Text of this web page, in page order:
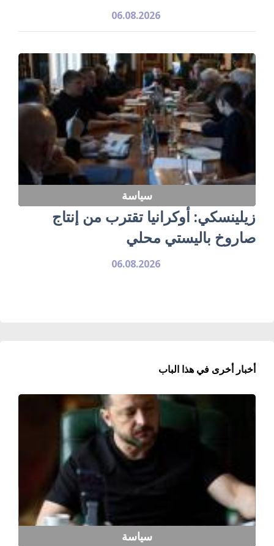
06.08.2026
سياسة
زيلينسكي: أوكرانيا تقترب من إنتاج
صاروخ باليستي محلي
06.08.2026
أخبار أخرى في هذا الباب
سياسة